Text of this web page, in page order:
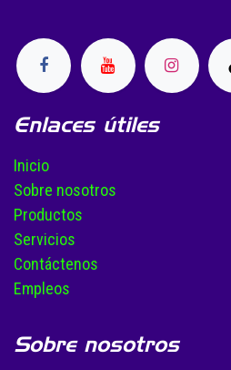
Enlaces útiles
Inicio
Sobre nosotros
Productos
Servicios
Contáctenos
Empleos
Sobre nosotros